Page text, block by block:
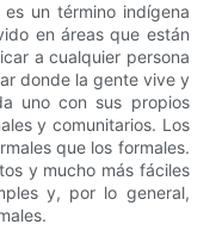
un término indígena
en áreas que están
a cualquier persona
donde la gente vive y
uno con sus propios
y comunitarios. Los
que los formales.
y mucho más fáciles
y, por lo general,